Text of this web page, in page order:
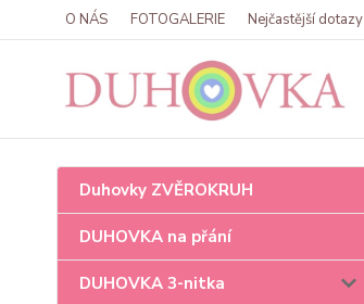
O NÁS FOTOGALERIE Nejčastější dotazy
Duhovky ZVĚROKRUH
DUHOVKA na přání
DUHOVKA 3-nitka